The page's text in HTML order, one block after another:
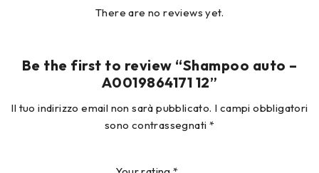
There are no reviews yet.
Be the first to review “Shampoo auto –
A0019864171 12”
Il tuo indirizzo email non sarà pubblicato. I campi obbligatori
sono contrassegnati *